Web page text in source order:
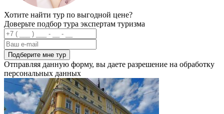
Хотите найти тур по выгодной цене?
Доверьте подбор тура экспертам туризма
Подберите мне тур
Отправляя данную форму, вы даете разрешение на обработку
персональных данных